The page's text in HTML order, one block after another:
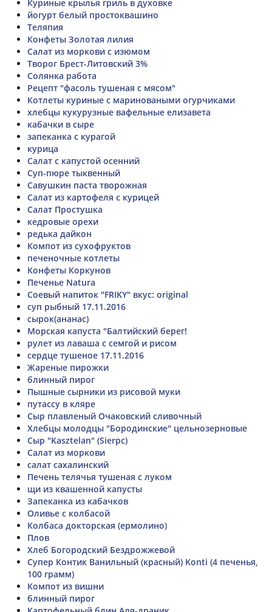
Куриные крылья гриль в духовке
йогурт белый простоквашино
Теляпия
Конфеты Золотая лилия
Салат из моркови с изюмом
Творог Брест-Литовский 3%
Солянка работа
Рецепт "фасоль тушеная с мясом"
Котлеты куриные с мариноваными огурчиками
хлебцы кукурузные вафельные елизавета
кабачки в сыре
запеканка с курагой
курица
Салат с капустой осенний
Суп-пюре тыквенный
Савушкин паста творожная
Салат из картофеля с курицей
Салат Простушка
кедровые орехи
редька дайкон
Компот из сухофруктов
печеночные котлеты
Конфеты Коркунов
Печенье Natura
Соевый напиток "FRIKY" вкус: original
суп рыбный 17.11.2016
сырок(ананас)
Морская капуста "Балтийский берег!
рулет из лаваша с семгой и рисом
сердце тушеное 17.11.2016
Жареные пирожки
блинный пирог
Пышные сырники из рисовой муки
путассу в кляре
Сыр плавленый Очаковский сливочный
Хлебцы молодцы "Бородинские" цельнозерновые
Сыр "Kasztelan" (Sierpc)
Салат из моркови
салат сахалинский
Печень телячья тушеная с луком
щи из квашенной капусты
Запеканка из кабачков
Оливье с колбасой
Колбаса докторская (ермолино)
Плов
Хлеб Богородский Бездрожжевой
Супер Контик Ванильный (красный) Konti (4 печенья,
100 грамм)
Компот из вишни
блинный пирог